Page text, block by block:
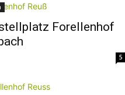
unterwegsForellenhof
5